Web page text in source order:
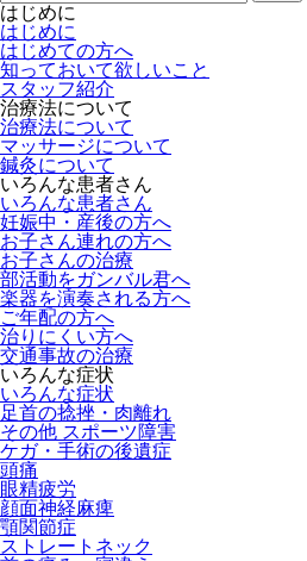
はじめに
はじめに
はじめての方へ
知っておいて欲しいこと
スタッフ紹介
治療法について
治療法について
マッサージについて
鍼灸について
いろんな患者さん
いろんな患者さん
妊娠中・産後の方へ
お子さん連れの方へ
お子さんの治療
部活動をガンバル君へ
楽器を演奏される方へ
ご年配の方へ
治りにくい方へ
交通事故の治療
いろんな症状
いろんな症状
足首の捻挫・肉離れ
その他 スポーツ障害
ケガ・手術の後遺症
頭痛
眼精疲労
顔面神経麻痺
顎関節症
ストレートネック